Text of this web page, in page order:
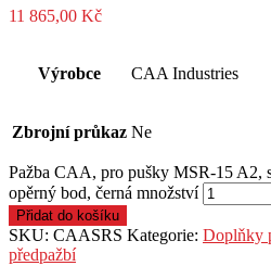
11 865,00 Kč
Výrobce CAA Industries
Zbrojní průkaz Ne
Pažba CAA, pro pušky MSR-15 A2,
opěrný bod, černá množství
Přidat do košíku
SKU: CAASRS Kategorie: Doplňky
předpažbí